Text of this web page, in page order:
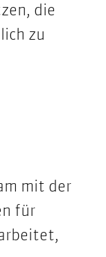
die
zu
mit der
für